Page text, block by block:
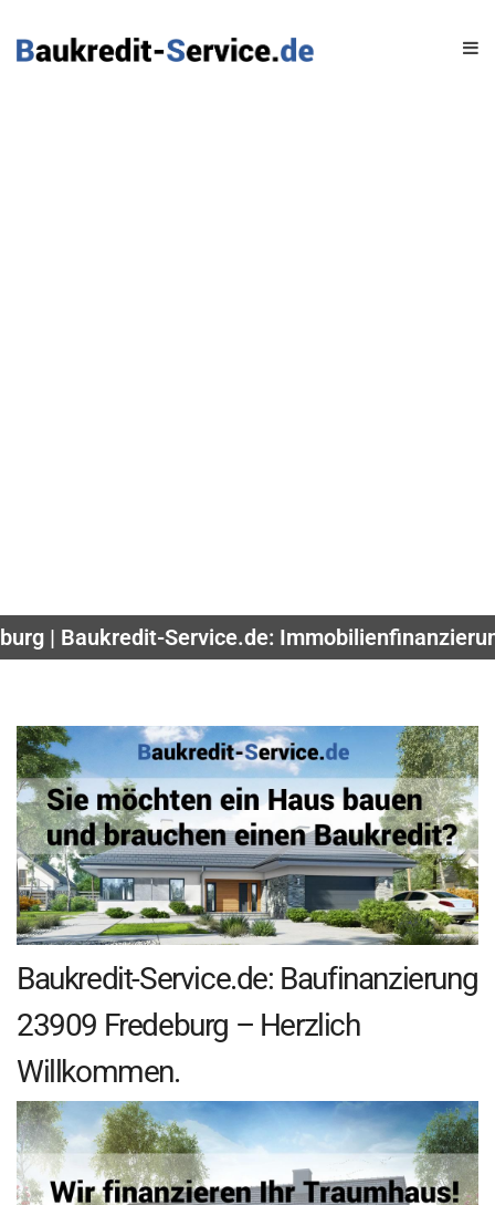
| Baukredit-Service.de:
Baukredit-Service.de: Baufinanzierung
23909 Fredeburg – Herzlich
Willkommen.